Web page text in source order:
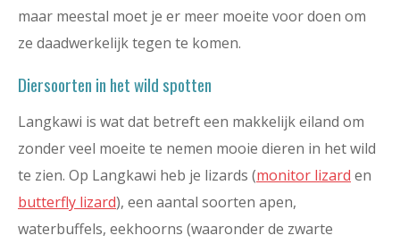
maar meestal moet je er meer moeite voor doen om
ze daadwerkelijk tegen te komen.
Diersoorten in het wild spotten
Langkawi is wat dat betreft een makkelijk eiland om
zonder veel moeite te nemen mooie dieren in het wild
te zien. Op Langkawi heb je lizards (monitor lizard en
butterfly lizard), een aantal soorten apen,
waterbuffels, eekhoorns (waaronder de zwarte